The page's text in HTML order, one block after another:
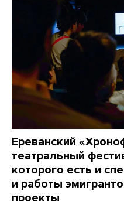
Ереванский
театральный
которого есть и
и работы
проекты